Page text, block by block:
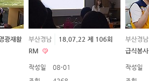
광재활
부산경남
18.07.22 제 106회
RM
작성일
08-01
부산경남
급식봉사
작성일